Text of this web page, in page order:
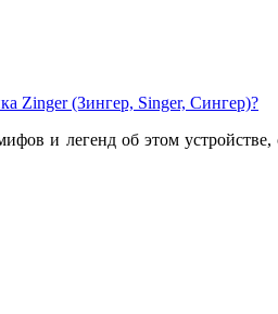
Zinger (Зингер, Singer, Сингер)?
и легенд об этом устройстве,